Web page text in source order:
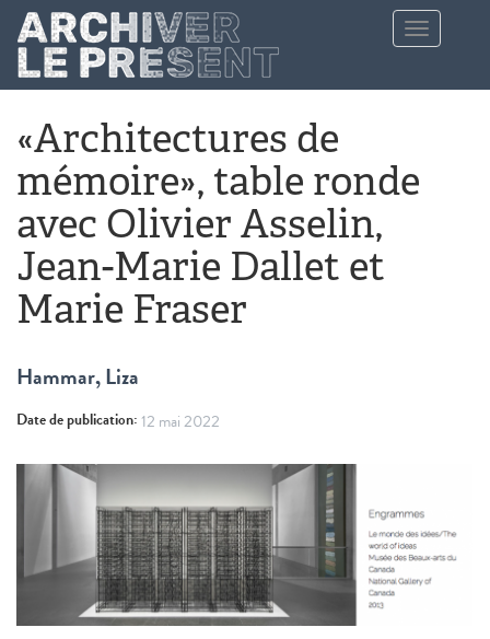
Aller au contenu principal
Toggle
navigation
«Architectures de
mémoire», table ronde
avec Olivier Asselin,
Jean-Marie Dallet et
Marie Fraser
Hammar, Liza
Date de publication:12 mai 2022